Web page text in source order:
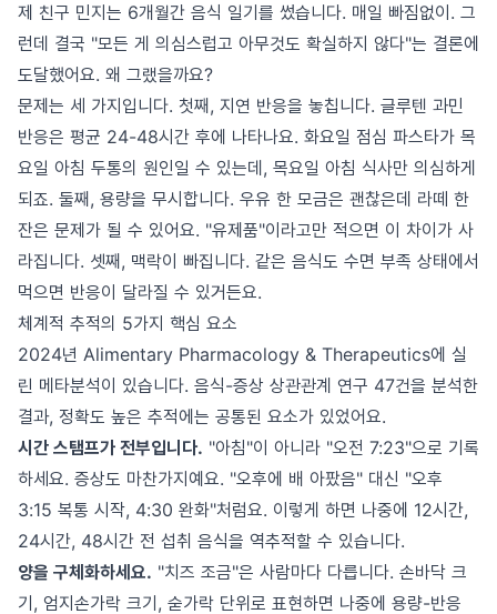
제 친구 민지는 6개월간 음식 일기를 썼습니다. 매일 빠짐없이. 그
런데 결국 "모든 게 의심스럽고 아무것도 확실하지 않다"는 결론에
도달했어요. 왜 그랬을까요?
문제는 세 가지입니다. 첫째, 지연 반응을 놓칩니다. 글루텐 과민
반응은 평균 24-48시간 후에 나타나요. 화요일 점심 파스타가 목
요일 아침 두통의 원인일 수 있는데, 목요일 아침 식사만 의심하게
되죠. 둘째, 용량을 무시합니다. 우유 한 모금은 괜찮은데 라떼 한
잔은 문제가 될 수 있어요. "유제품"이라고만 적으면 이 차이가 사
라집니다. 셋째, 맥락이 빠집니다. 같은 음식도 수면 부족 상태에서
먹으면 반응이 달라질 수 있거든요.
체계적 추적의 5가지 핵심 요소
2024년 Alimentary Pharmacology & Therapeutics에 실
린 메타분석이 있습니다. 음식-증상 상관관계 연구 47건을 분석한
결과, 정확도 높은 추적에는 공통된 요소가 있었어요.
시간 스탬프가 전부입니다. "아침"이 아니라 "오전 7:23"으로 기록
하세요. 증상도 마찬가지예요. "오후에 배 아팠음" 대신 "오후
3:15 복통 시작, 4:30 완화"처럼요. 이렇게 하면 나중에 12시간,
24시간, 48시간 전 섭취 음식을 역추적할 수 있습니다.
양을 구체화하세요. "치즈 조금"은 사람마다 다릅니다. 손바닥 크
기, 엄지손가락 크기, 숟가락 단위로 표현하면 나중에 용량-반응